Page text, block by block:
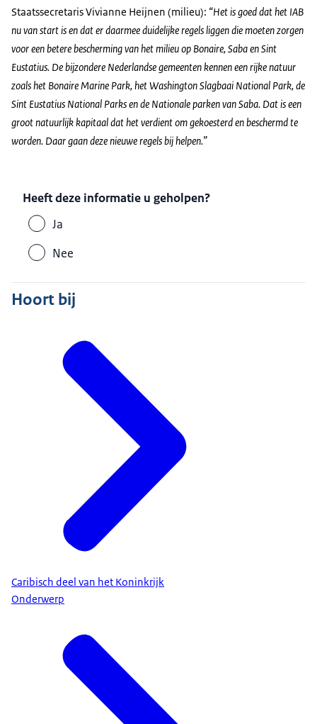
Staatssecretaris Vivianne Heijnen (milieu): “Het is goed dat het IAB
nu van start is en dat er daarmee duidelijke regels liggen die moeten zorgen
voor een betere bescherming van het milieu op Bonaire, Saba en Sint
Eustatius. De bijzondere Nederlandse gemeenten kennen een rijke natuur
zoals het Bonaire Marine Park, het Washington Slagbaai National Park, de
Sint Eustatius National Parks en de Nationale parken van Saba. Dat is een
groot natuurlijk kapitaal dat het verdient om gekoesterd en beschermd te
worden. Daar gaan deze nieuwe regels bij helpen.”
Heeft deze informatie u geholpen?
Ja
Nee
Hoort bij
Caribisch deel van het Koninkrijk
Onderwerp